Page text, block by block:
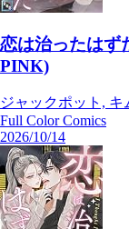
恋は治ったはず
PINK)
ジャックポット, キ
Full Color Comics
2026/10/14